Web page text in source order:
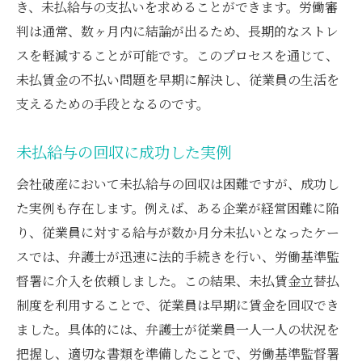
き、未払給与の支払いを求めることができます。労働審
判は通常、数ヶ月内に結論が出るため、長期的なストレ
スを軽減することが可能です。このプロセスを通じて、
未払賃金の不払い問題を早期に解決し、従業員の生活を
支えるための手段となるのです。
未払給与の回収に成功した実例
会社破産において未払給与の回収は困難ですが、成功し
た実例も存在します。例えば、ある企業が経営困難に陥
り、従業員に対する給与が数か月分未払いとなったケー
スでは、弁護士が迅速に法的手続きを行い、労働基準監
督署に介入を依頼しました。この結果、未払賃金立替払
制度を利用することで、従業員は早期に賃金を回収でき
ました。具体的には、弁護士が従業員一人一人の状況を
把握し、適切な書類を準備したことで、労働基準監督署